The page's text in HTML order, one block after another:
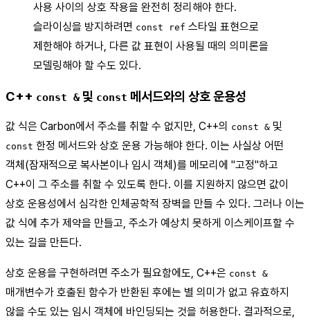
사용 사이의 상호 작용을 완전히 정리해야 한다.
슬라이싱을 방지하려면 const ref 스타일 표현으로
제한해야 하거나, 다른 값 표현이 사용될 때의 의미론을
모델링해야 할 수도 있다.
C++ const & 및 const 메서드와의 상호 운용성
값 식은 Carbon에서 주소를 취할 수 없지만, C++의 const & 및
const 한정 메서드와 상호 운용 가능해야 한다. 이는 사실상 어떤
객체(잠재적으로 복사본이나 임시 객체)를 메모리에 "고정"하고
C++이 그 주소를 취할 수 있도록 한다. 이를 지원하지 않으면 값이
상호 운용성에서 심각한 인체공학적 장벽을 만들 수 있다. 그러나 이는
값 식에 추가 제약을 만들고, 주소가 예상치 못하게 이스케이프할 수
있는 길을 만든다.
상호 운용을 구현하려면 주소가 필요함에도, C++은 const &
매개변수가 호출된 함수가 반환된 후에는 별 의미가 없고 유효하지
않을 수도 있는 임시 객체에 바인딩되는 것을 허용한다. 결과적으로,